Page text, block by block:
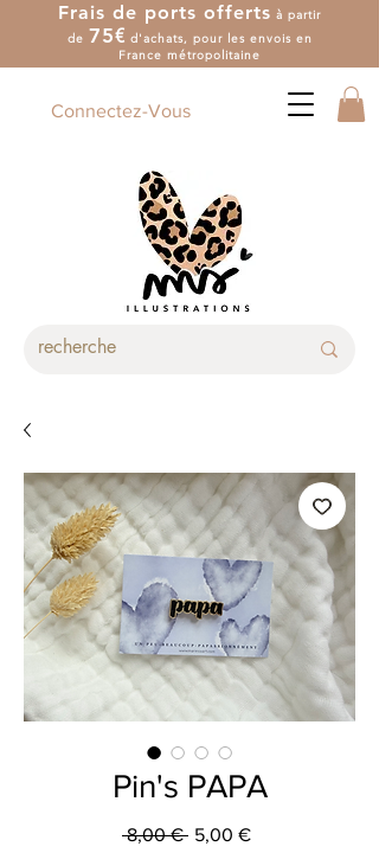
Frais de ports offerts à partir
de 75€ d'achats, pour les envois en
France métropolitaine
Connectez-Vous
Pin's PAPA
8,00 € Prix
5,00 €Prix